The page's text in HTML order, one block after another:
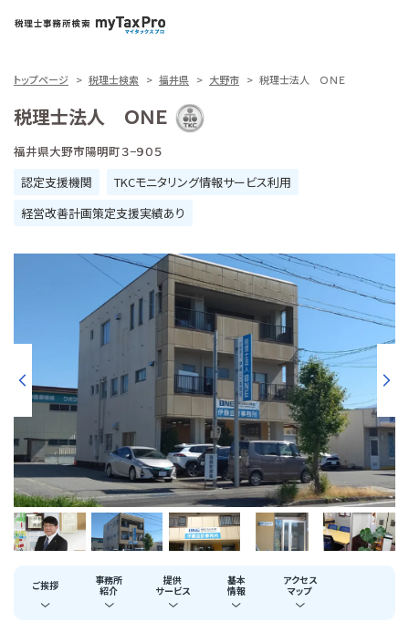
トップページ 税理士検索 福井県 大野市 税理士法人 ＯＮＥ
税理士法人 ＯＮＥ
福井県大野市陽明町３−９０５
認定支援機関
TKCモニタリング情報サービス利用
経営改善計画策定支援実績あり
ご挨拶
事務所
紹介
提供
サービス
基本
情報
アクセス
マップ